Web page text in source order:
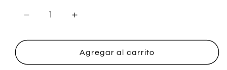
Reducir
para
Diseño
Aumentar
para
Pulsera
Diseño
Agregar al carrito